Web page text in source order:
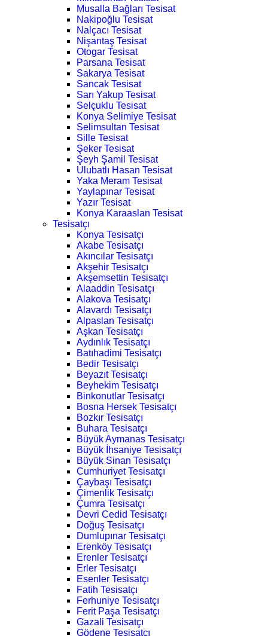
Musalla Bağları Tesisat
Nakipoğlu Tesisat
Nalçacı Tesisat
Nişantaş Tesisat
Otogar Tesisat
Parsana Tesisat
Sakarya Tesisat
Sancak Tesisat
Sarı Yakup Tesisat
Selçuklu Tesisat
Konya Selimiye Tesisat
Selimsultan Tesisat
Sille Tesisat
Şeker Tesisat
Şeyh Şamil Tesisat
Ulubatlı Hasan Tesisat
Yaka Meram Tesisat
Yaylapınar Tesisat
Yazır Tesisat
Konya Karaaslan Tesisat
Tesisatçı
Konya Tesisatçı
Akabe Tesisatçı
Akıncılar Tesisatçı
Akşehir Tesisatçı
Akşemsettin Tesisatçı
Alaaddin Tesisatçı
Alakova Tesisatçı
Alavardı Tesisatçı
Alpaslan Tesisatçı
Aşkan Tesisatçı
Aydınlık Tesisatçı
Batıhadimi Tesisatçı
Bedir Tesisatçı
Beyazıt Tesisatçı
Beyhekim Tesisatçı
Binkonutlar Tesisatçı
Bosna Hersek Tesisatçı
Bozkır Tesisatçı
Buhara Tesisatçı
Büyük Aymanas Tesisatçı
Büyük İhsaniye Tesisatçı
Büyük Sinan Tesisatçı
Cumhuriyet Tesisatçı
Çaybaşı Tesisatçı
Çimenlik Tesisatçı
Çumra Tesisatçı
Devri Cedid Tesisatçı
Doğuş Tesisatçı
Dumlupınar Tesisatçı
Erenköy Tesisatçı
Erenler Tesisatçı
Erler Tesisatçı
Esenler Tesisatçı
Fatih Tesisatçı
Ferhuniye Tesisatçı
Ferit Paşa Tesisatçı
Gazali Tesisatçı
Gödene Tesisatçı